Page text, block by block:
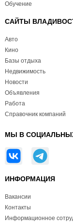
Обучение
САЙТЫ
Авто
Кино
Базы отдыха
Недвижимость
Новости
Объявления
Работа
Справочник компаний
МЫ В
ИНФОРМАЦИЯ
Вакансии
Контакты
Информационное